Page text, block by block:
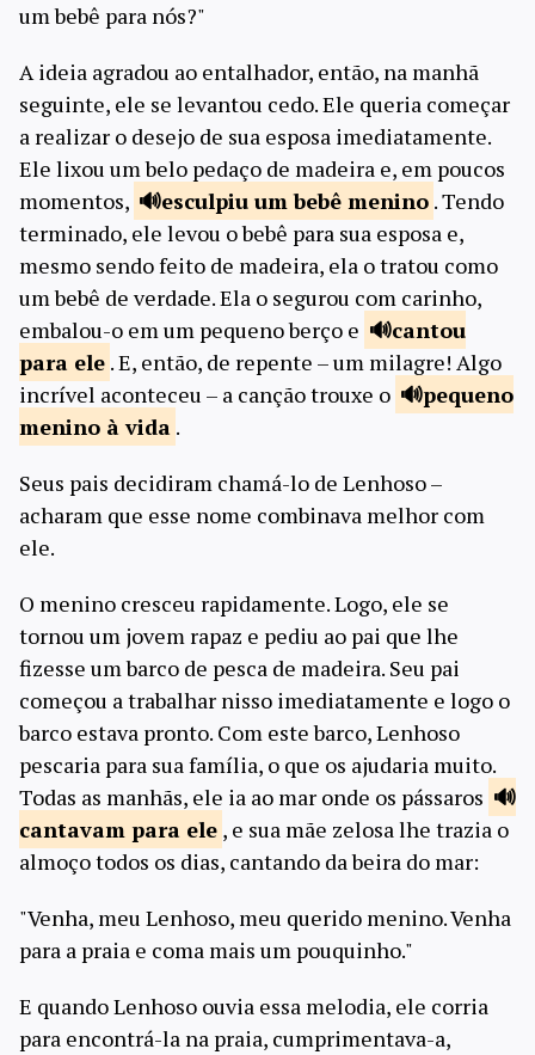
um bebê para nós?"
A ideia agradou ao entalhador, então, na manhã
seguinte, ele se levantou cedo. Ele queria começar
a realizar o desejo de sua esposa imediatamente.
Ele lixou um belo pedaço de madeira e, em poucos
momentos,
esculpiu umbebê menino . Tendo
terminado, ele levou o bebê para sua esposa e,
mesmo sendo feito de madeira, ela o tratou como
um bebê de verdade. Ela o segurou com carinho,
embalou-o em um pequeno berço e
cantou
para ele . E, então, de repente – um milagre! Algo
incrível aconteceu – a canção trouxe o
pequeno
menino à vida .
Seus pais decidiram chamá-lo de Lenhoso –
acharam que esse nome combinava melhor com
ele.
O menino cresceu rapidamente. Logo, ele se
tornou um jovem rapaz e pediu ao pai que lhe
fizesse um barco de pesca de madeira. Seu pai
começou a trabalhar nisso imediatamente e logo o
barco estava pronto. Com este barco, Lenhoso
pescaria para sua família, o que os ajudaria muito.
Todas as manhãs, ele ia ao mar onde os pássaros
cantavam para ele , e sua mãe zelosa lhe trazia o
almoço todos os dias, cantando da beira do mar:
"Venha, meu Lenhoso, meu querido menino. Venha
para a praia e coma mais um pouquinho."
E quando Lenhoso ouvia essa melodia, ele corria
para encontrá-la na praia, cumprimentava-a,